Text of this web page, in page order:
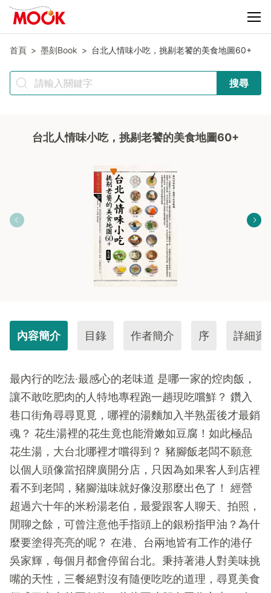
首頁 墨刻Book 台北人情味小吃，挑剔老饕的美食地圖60+
搜尋
台北人情味小吃，挑剔老饕的美食地圖60+
內容簡介 目錄 作者簡介 序 詳細資
最內行的吃法‧最感心的老味道 是哪一家的焢肉飯，
讓不敢吃肥肉的人特地專程跑一趟現吃嚐鮮？ 鑽入
巷口街角尋尋覓覓，哪裡的湯麵加入半熟蛋後才最銷
魂？ 花生湯裡的花生竟也能滑嫩如豆腐！如此極品
花生湯，大台北哪裡才嚐得到？ 豬腳飯老闆不願意
以個人頭像當招牌廣開分店，只因為如果客人到店裡
看不到老闆，豬腳滋味就好像沒那麼出色了！ 經營
超過六十年的米粉湯老伯，最愛跟客人聊天、拍照，
閒聊之餘，可曾注意他手指頭上的銀粉指甲油？為什
麼要塗得亮亮的呢？ 在港、台兩地皆有工作的港仔
吳家輝，每個月都會停留台北。秉持著港人對美味挑
嘴的天性，三餐絕對沒有隨便吃吃的道理，尋覓美食